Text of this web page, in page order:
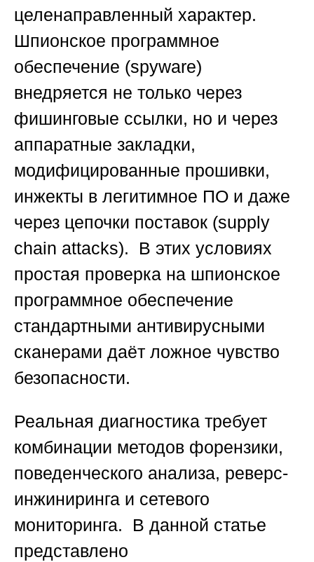
целенаправленный характер.
Шпионское программное
обеспечение (spyware)
внедряется не только через
фишинговые ссылки, но и через
аппаратные закладки,
модифицированные прошивки,
инжекты в легитимное ПО и даже
через цепочки поставок (supply
chain attacks). В этих условиях
простая проверка на шпионское
программное обеспечение
стандартными антивирусными
сканерами даёт ложное чувство
безопасности.
Реальная диагностика требует
комбинации методов форензики,
поведенческого анализа, реверс-
инжиниринга и сетевого
мониторинга. В данной статье
представлено